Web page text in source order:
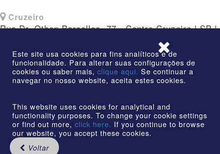
Voltar
Cruzeiro
Rua Dr. Othon Barcellos, 77 - Centro Cruzeiro | SP |
direitos reservados
Este site usa cookies para fins analíticos e de
funcionalidade. Para alterar suas configurações de
cookies ou saber mais, clique aqui. Se continuar a
navegar no nosso website, aceita estes cookies.
This website uses cookies for analytical and
functionality purposes. To change your cookie settings
or find out more, click here. If you continue to browse
our website, you accept these cookies.